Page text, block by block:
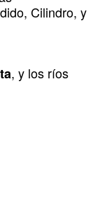
Cilindro, y
, y los ríos